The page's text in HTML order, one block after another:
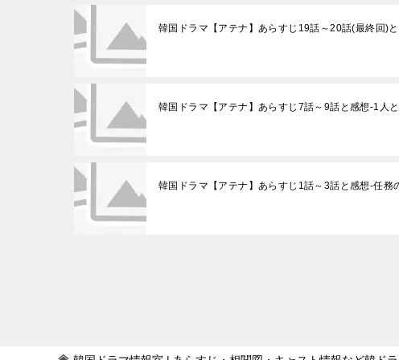
韓国ドラマ【アテナ】あらすじ19話～20話(最終回)
韓国ドラマ【アテナ】あらすじ7話～9話と感想-1人
韓国ドラマ【アテナ】あらすじ1話～3話と感想-任務